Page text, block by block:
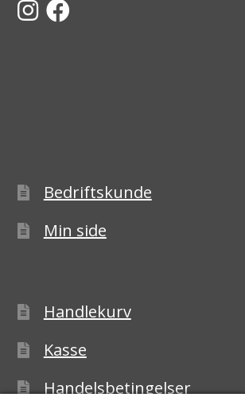
Bedriftskunde
Min side
Handlekurv
Kasse
Handelsbetingelser